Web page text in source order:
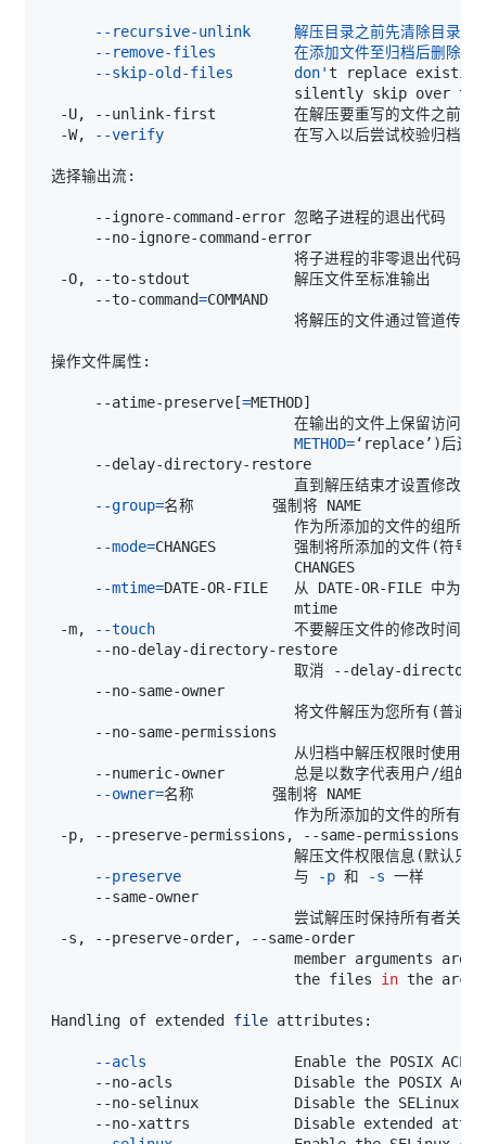
      --skip-old-files       don'
  -W,
--verify
      --to-command
=
      --atime-preserve
[=METHOD]
在输出的文件上保留访问时
METHOD=‘replace’ )后还
--group=
--mode=CHANGES         强制将所添加的文件 (符号
--mtime=
  -m,
--touch
                             将文件解压为您所有
(普通
从归档中解压权限时使用用
--owner=
                             解压文件权限信息
(默认只
--preserve
             与
-p 和 -s
尝试解压时保持所有者关系
member arguments are
                             the files
in
Handling of extended file
--acls